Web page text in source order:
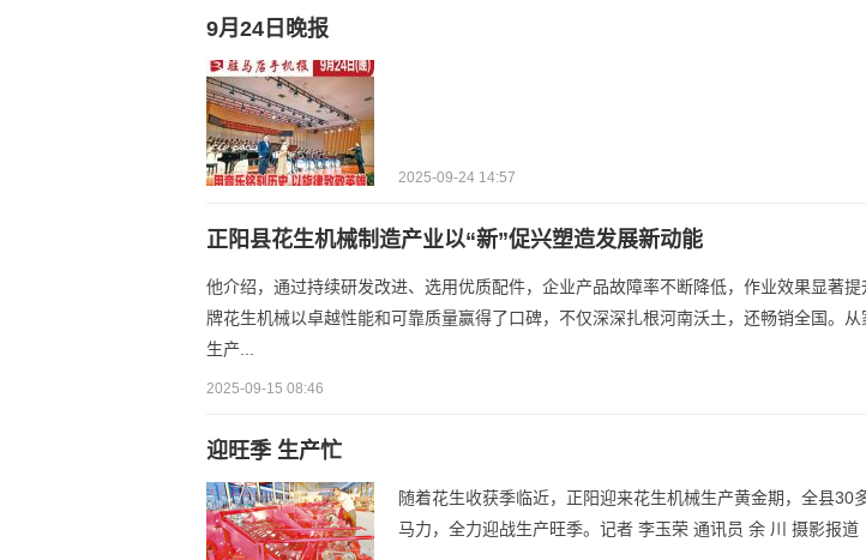
9月24日晚报
2025-09-24 14:57
正阳县花生机械制造产业以“新”促兴塑造发展新动能
他介绍，通过持续研发改进、选用优质配件，企业产品故障率不断降低，作业效果显著提
牌花生机械以卓越性能和可靠质量赢得了口碑，不仅深深扎根河南沃土，还畅销全国。
生产...
2025-09-15 08:46
迎旺季 生产忙
随着花生收获季临近，正阳迎来花生机械生产黄金期，全县30
马力，全力迎战生产旺季。记者 李玉荣 通讯员 余 川 摄影报道